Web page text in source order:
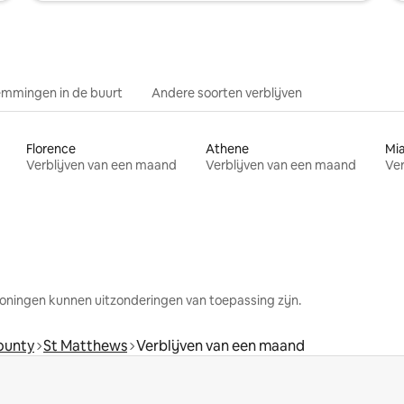
in de buurt Andere soorten verblijven
Florence
Verblijven van een maand
Athene
Verblijven van een maand
kunnen uitzonderingen van toepassing zijn.
St Matthews Verblijven van een maand